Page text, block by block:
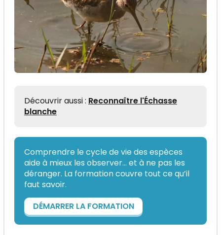
Découvrir aussi : Reconnaître l'Échasse
blanche
Comprendre le cycle de vie des espèces
aide à mieux les observer... et à ne pas les
déranger. La formation couvre tout ce qu’il
faut savoir.
DÉMARRER LA FORMATION